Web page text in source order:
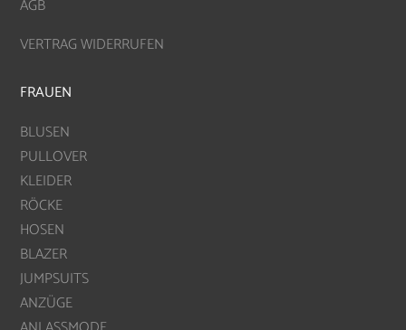
AGB
VERTRAG WIDERRUFEN
FRAUEN
BLUSEN
PULLOVER
KLEIDER
RÖCKE
HOSEN
BLAZER
JUMPSUITS
ANZÜGE